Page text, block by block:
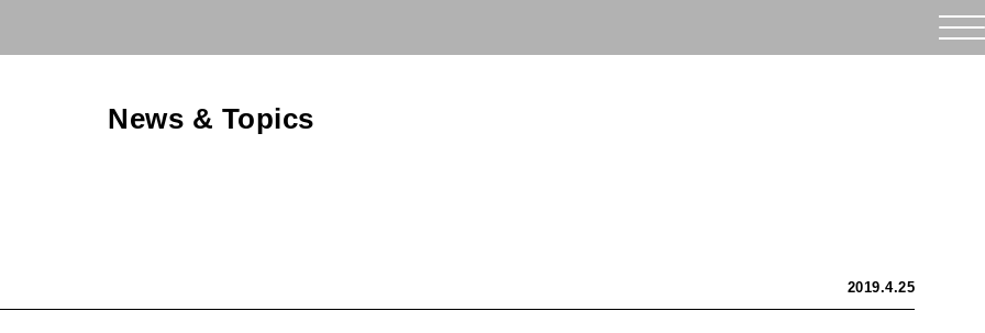
News & Topics
2019.4.25